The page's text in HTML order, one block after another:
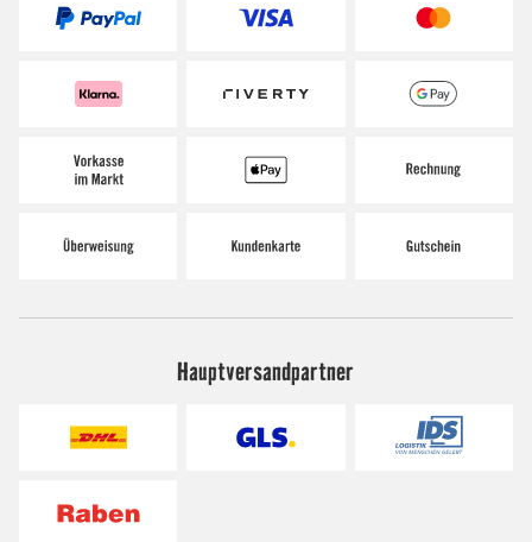
Hauptversandpartner